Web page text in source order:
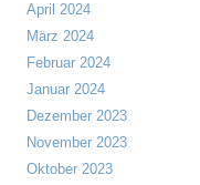
April 2024
März 2024
Februar 2024
Januar 2024
Dezember 2023
November 2023
Oktober 2023